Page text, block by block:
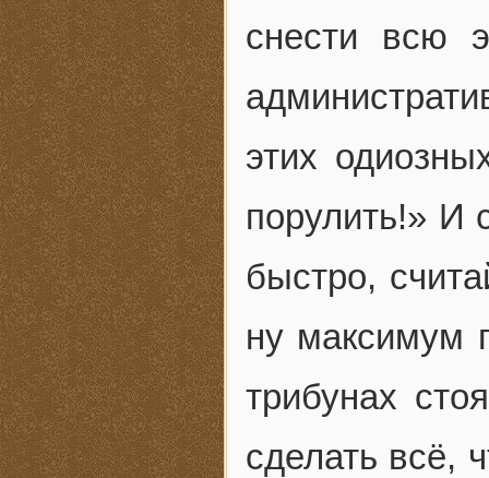
снести всю
этих
порулить!» И
быстро,
ну максимум
трибунах
сделать всё,